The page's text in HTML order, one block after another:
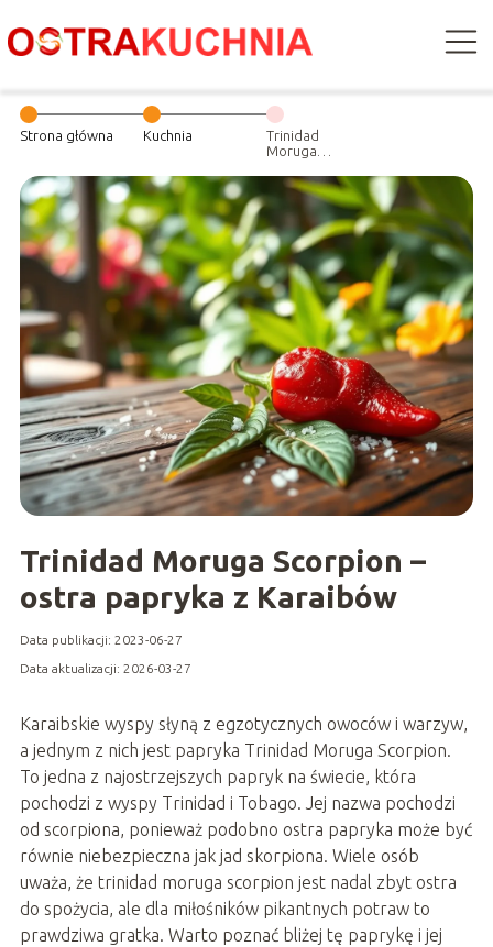
Strona główna Kuchnia
Trinidad
Moruga
papryka z
Karaibów
Trinidad Moruga Scorpion –
ostra papryka z Karaibów
Data publikacji: 2023-06-27
Data aktualizacji: 2026-03-27
Karaibskie wyspy słyną z egzotycznych owoców i warzyw,
a jednym z nich jest papryka Trinidad Moruga Scorpion.
To jedna z najostrzejszych papryk na świecie, która
pochodzi z wyspy Trinidad i Tobago. Jej nazwa pochodzi
od scorpiona, ponieważ podobno ostra papryka może być
równie niebezpieczna jak jad skorpiona. Wiele osób
uważa, że trinidad moruga scorpion jest nadal zbyt ostra
do spożycia, ale dla miłośników pikantnych potraw to
prawdziwa gratka. Warto poznać bliżej tę paprykę i jej